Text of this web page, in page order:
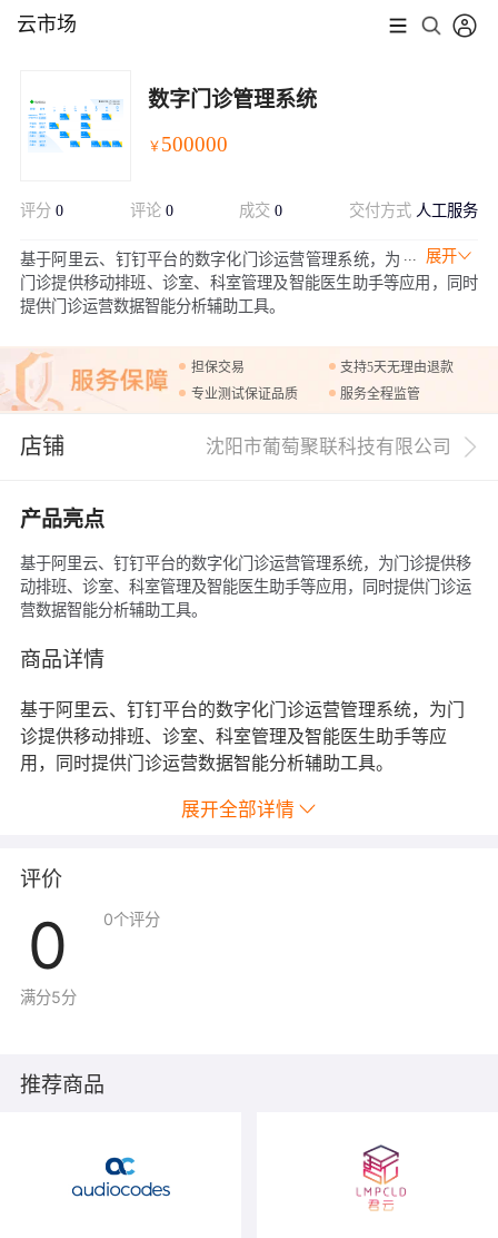
云市场
数字门诊管理系统
￥ 500000
评分 0 评论 0 成交0 交付方式 人工服务
展开
基于阿里云、钉钉平台的数字化门诊运营管理系统，为
门诊提供移动排班、诊室、科室管理及智能医生助手等应用，同时
提供门诊运营数据智能分析辅助工具。
担保交易
支持5天无理由退款
专业测试保证品质
服务全程监管
店铺 沈阳市葡萄聚联科技有限公司
产品亮点
基于阿里云、钉钉平台的数字化门诊运营管理系统，为门诊提供移
动排班、诊室、科室管理及智能医生助手等应用，同时提供门诊运
营数据智能分析辅助工具。
商品详情
基于阿里云、钉钉平台的数字化门诊运营管理系统，为门
诊提供移动排班、诊室、科室管理及智能医生助手等应
用，同时提供门诊运营数据智能分析辅助工具。
展开全部详情
评价
0
满分5分
0个评分
推荐商品